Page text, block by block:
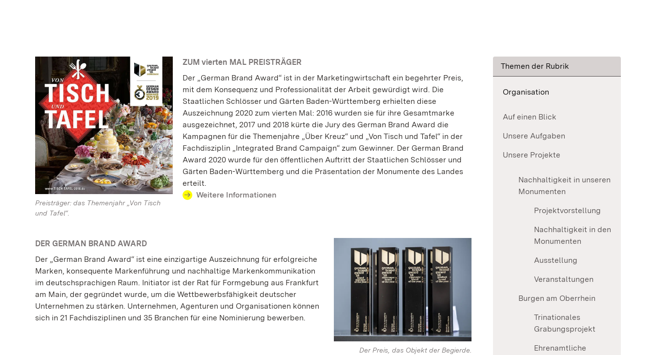
Preisträger: das Themenjahr „Von Tisch
und Tafel“.
ZUM vierten MAL PREISTRÄGER
Der „German Brand Award“ ist in der Marketingwirtschaft ein begehrter Preis,
mit dem Konsequenz und Professionalität der Arbeit gewürdigt wird. Die
Staatlichen Schlösser und Gärten Baden-Württemberg erhielten diese
Auszeichnung 2020 zum vierten Mal: 2016 wurden sie für ihre Gesamtmarke
ausgezeichnet, 2017 und 2018 kürte die Jury des German Brand Award die
Kampagnen für die Themenjahre „Über Kreuz“ und „Von Tisch und Tafel“ in der
Fachdisziplin „Integrated Brand Campaign“ zum Gewinner. Der German Brand
Award 2020 wurde für den öffentlichen Auftritt der Staatlichen Schlösser und
Gärten Baden-Württemberg und die Präsentation der Monumente des Landes
erteilt.
Weitere Informationen
Der Preis, das Objekt der Begierde.
DER GERMAN BRAND AWARD
Der „German Brand Award“ ist eine einzigartige Auszeichnung für erfolgreiche
Marken, konsequente Markenführung und nachhaltige Markenkommunikation
im deutschsprachigen Raum. Initiator ist der Rat für Formgebung aus Frankfurt
am Main, der gegründet wurde, um die Wettbewerbsfähigkeit deutscher
Unternehmen zu stärken. Unternehmen, Agenturen und Organisationen können
sich in 21 Fachdisziplinen und 35 Branchen für eine Nominierung bewerben.
Themen der Rubrik
Organisation
Auf einen Blick
Unsere Aufgaben
Unsere Projekte
Nachhaltigkeit in unseren
Monumenten
Projektvorstellung
Nachhaltigkeit in den
Monumenten
Ausstellung
Veranstaltungen
Burgen am Oberrhein
Trinationales
Grabungsprojekt
Ehrenamtliche